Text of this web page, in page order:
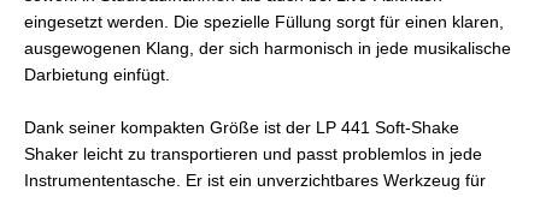
eingesetzt werden. Die spezielle Füllung sorgt für einen klaren,
ausgewogenen Klang, der sich harmonisch in jede musikalische
Darbietung einfügt.
Dank seiner kompakten Größe ist der LP 441 Soft-Shake
Shaker leicht zu transportieren und passt problemlos in jede
Instrumententasche. Er ist ein unverzichtbares Werkzeug für